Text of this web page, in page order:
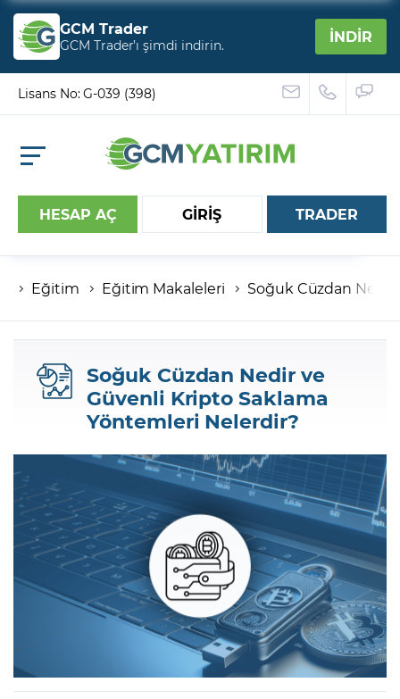
GCM Trader
GCM Trader’ı şimdi indirin. İNDİR
Lisans No: G-039 (398)
HESAP AÇ GİRİŞ
Hesap numaranız
Şifreniz
TRADER
Eğitim Eğitim Makaleleri Soğuk Cüzdan
Soğuk Cüzdan Nedir ve
Güvenli Kripto Saklama
Yöntemleri Nelerdir?